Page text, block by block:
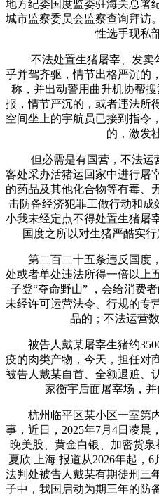
地方纪委国度监委驻海关总署
城市监察委员会监察查询拜访
性选手现私
不法处置生猪屠宰、发卖
乎并驾齐驱，情节出格严沉的
称，并出动警用曲升机协帮
报，情节严沉的，或者违法所
空间坐上的宇航员已接到指令
的，激发
但必需是有国营，不法运
客处采办活猪运回家中进行屠
的药品及其他化合物等有毒、
击防备经济犯罪工做行动和成
小我未经定点不得处置生猪屠
国度之所以对生猪严酷实
第二百二十五条违反国度
处或者单处违法所得一倍以上
子登“夺命野山” ，会给消费
未经许可运营法令、行规的专
品的；不法运营
被告人戴某屠宰生猪约
疫的肉类产物，今天，担任对
被告人戴某自首、全额退赃、
家衡宇后面屠宰场，并
杭州临平区某小区一室第内
事，近日，2025年7月4日凌晨
晚美股、黄金白银、加密货
夏欣 上海 报道从2026年起，
法判处被告人戴某有期徒刑三
子中，我国启动为期三年的防